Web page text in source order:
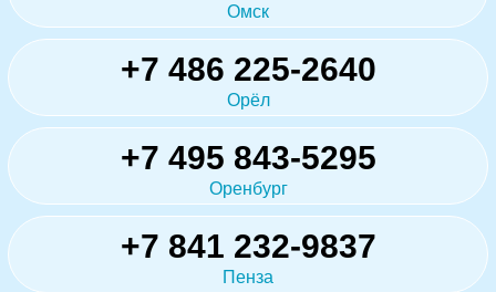
Омск
+7 486 225-2640
Орёл
+7 495 843-5295
Оренбург
+7 841 232-9837
Пенза